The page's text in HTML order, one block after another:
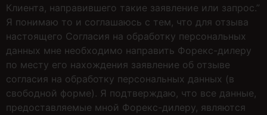
Клиента, направившего такие заявление или запрос.”
Я понимаю то и соглашаюсь с тем, что для отзыва
настоящего Согласия на обработку персональных
данных мне необходимо направить Форекс-дилеру
по месту его нахождения заявление об отзыве
согласия на обработку персональных данных (в
свободной форме). Я подтверждаю, что все данные,
предоставляемые мной Форекс-дилеру, являются